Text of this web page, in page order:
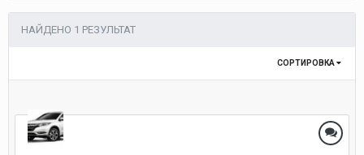
НАЙДЕНО 1 РЕЗУЛЬТАТ
СОРТИРОВКА